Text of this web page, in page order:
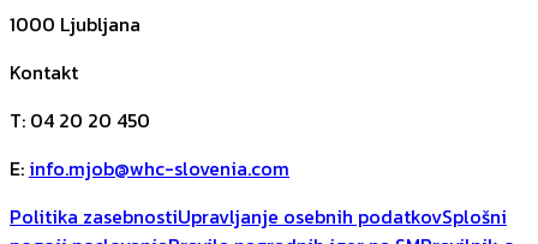
1000 Ljubljana
Kontakt
T: 04 20 20 450
E: info.mjob@whc-slovenia.com
Politika zasebnostiUpravljanje osebnih podatkovSplošni